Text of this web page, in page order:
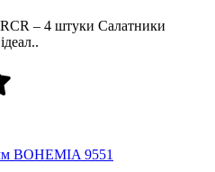
– 4 штуки Салатники